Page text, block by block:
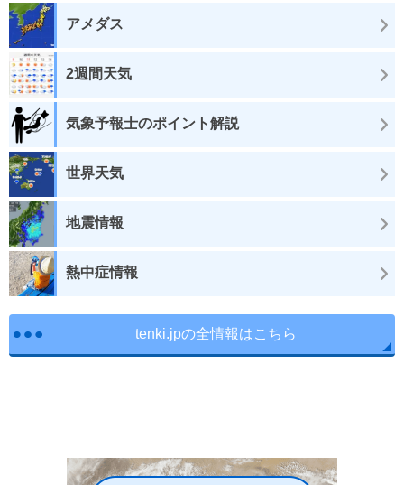
アメダス
2週間天気
気象予報士のポイント解説
世界天気
地震情報
熱中症情報
tenki.jpの全情報はこちら